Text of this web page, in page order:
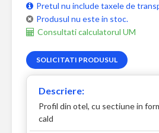
Pretul nu include taxele de
Produsul nu este in stoc.
Consultati calculatorul UM
SOLICITATI PRODUSUL
Descriere:
Profil din otel, cu sectiune in
cald